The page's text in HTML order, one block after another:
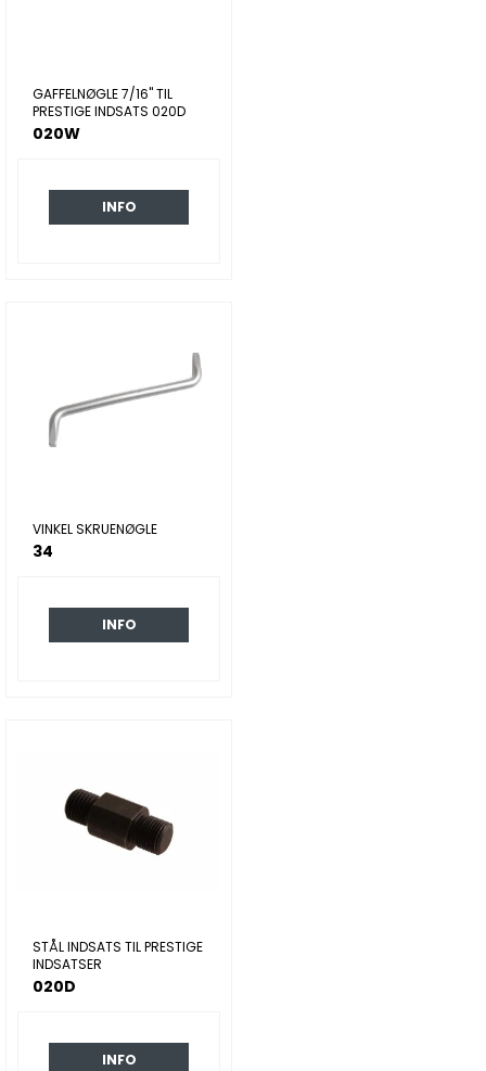
GAFFELNØGLE 7/16" TIL
PRESTIGE INDSATS 020D
020W
INFO
VINKEL SKRUENØGLE
34
INFO
STÅL INDSATS TIL PRESTIGE
INDSATSER
020D
INFO